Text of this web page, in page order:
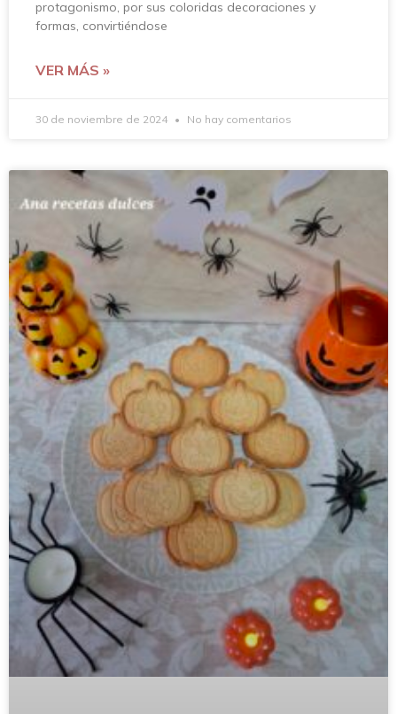
protagonismo, por sus coloridas decoraciones y
formas, convirtiéndose
VER MÁS »
30 de noviembre de 2024 No hay comentarios